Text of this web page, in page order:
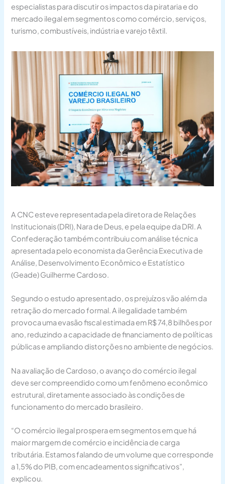
especialistas para discutir os impactos da pirataria e do
mercado ilegal em segmentos como comércio, serviços,
turismo, combustíveis, indústria e varejo têxtil.
A CNC esteve representada pela diretora de Relações
Institucionais (DRI), Nara de Deus, e pela equipe da DRI. A
Confederação também contribuiu com análise técnica
apresentada pelo economista da Gerência Executiva de
Análise, Desenvolvimento Econômico e Estatístico
(Geade) Guilherme Cardoso.
Segundo o estudo apresentado, os prejuízos vão além da
retração do mercado formal. A ilegalidade também
provoca uma evasão fiscal estimada em R$ 74,8 bilhões por
ano, reduzindo a capacidade de financiamento de políticas
públicas e ampliando distorções no ambiente de negócios.
Na avaliação de Cardoso, o avanço do comércio ilegal
deve ser compreendido como um fenômeno econômico
estrutural, diretamente associado às condições de
funcionamento do mercado brasileiro.
“O comércio ilegal prospera em segmentos em que há
maior margem de comércio e incidência de carga
tributária. Estamos falando de um volume que corresponde
a 1,5% do PIB, com encadeamentos significativos”,
explicou.